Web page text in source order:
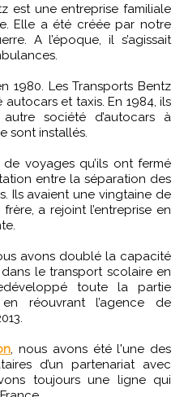
est une entreprise familiale
Elle a été créée par notre
A l’époque, il s’agissait
1980. Les Transports Bentz
et taxis. En 1984, ils
société d’autocars à
sont installés.
voyages qu’ils ont fermé
entre la séparation des
Ils avaient une vingtaine de
a rejoint l’entreprise en
avons doublé la capacité
dans le transport scolaire en
toute la partie
réouvrant l’agence de
, nous avons été l'une des
d’un partenariat avec
toujours une ligne qui